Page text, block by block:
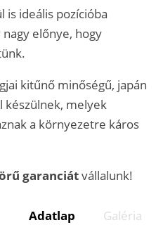
is ideális pozícióba
előnye, hogy
kitűnő minőségű, japán
készülnek, melyek
a környezetre káros
garanciátvállalunk!
Adatlap Galéria